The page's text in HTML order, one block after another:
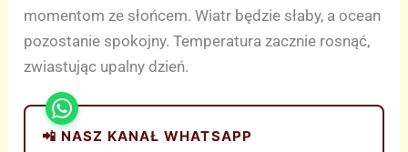
momentom ze słońcem. Wiatr będzie słaby, a ocean
pozostanie spokojny. Temperatura zacznie rosnąć,
zwiastując upalny dzień.
📲 NASZ KANAŁ WHATSAPP